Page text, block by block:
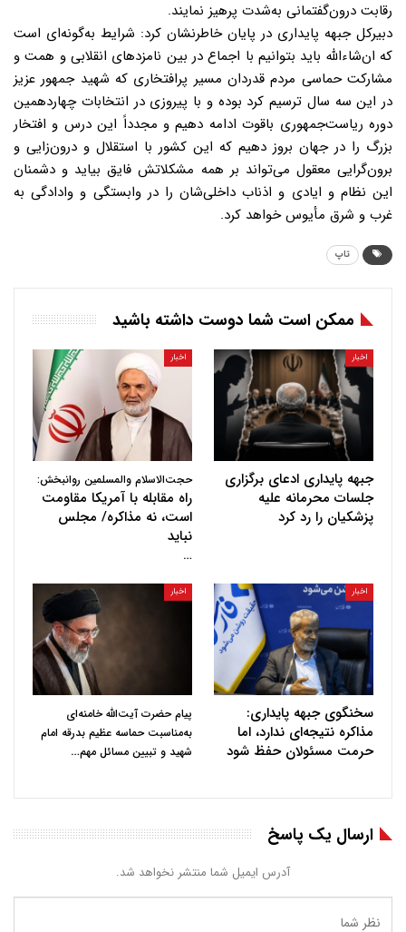
رقابت درون‌گفتمانی به‌شدت پرهیز نمایند.
دبیرکل جبهه پایداری در پایان خاطرنشان کرد: شرایط به‌گونه‌ای است
که ان‌شاءالله باید بتوانیم با اجماع در بین نامزدهای انقلابی و همت و
مشارکت حماسی مردم قدردان مسیر پرافتخاری که شهید جمهور عزیز
در این سه سال ترسیم کرد بوده و با پیروزی در انتخابات چهاردهمین
دوره ریاست‌جمهوری باقوت ادامه دهیم و مجدداً این درس و افتخار
بزرگ را در جهان بروز دهیم که این کشور با استقلال و درون‌زایی و
برون‌گرایی معقول می‌تواند بر همه مشکلاتش فایق بیاید و دشمنان
این نظام و ایادی و اذناب داخلی‌شان را در وابستگی و وادادگی به
غرب و شرق مأیوس خواهد کرد.
تاپ
ممکن است شما دوست داشته باشید
اخبار
جبهه پایداری ادعای برگزاری
جلسات محرمانه علیه
پزشکیان را رد کرد
اخبار
حجت‌الاسلام والمسلمین روانبخش:
راه مقابله با آمریکا مقاومت
است، نه مذاکره/ مجلس
نباید
…
اخبار
سخنگوی جبهه پایداری:
مذاکره نتیجه‌ای ندارد، اما
حرمت مسئولان حفظ شود
اخبار
پیام حضرت آیت‌الله خامنه‌ای
به‌مناسبت حماسه عظیم بدرقه امام
شهید و تبیین مسائل مهم…
ارسال یک پاسخ
آدرس ایمیل شما منتشر نخواهد شد.